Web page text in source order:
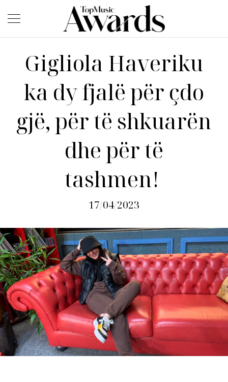
Gigliola Haveriku
ka dy fjalë për çdo
gjë, për të shkuarën
dhe për të
tashmen!
17/04/2023